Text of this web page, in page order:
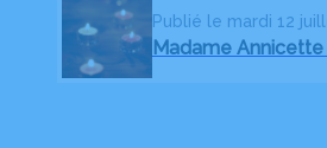
Publié le mardi 12
Madame Annicette